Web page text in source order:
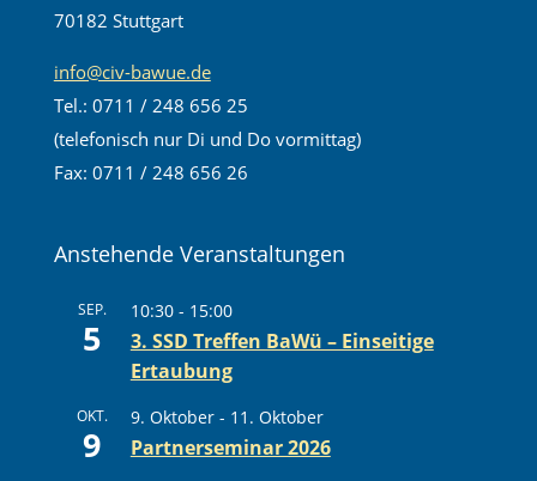
70182 Stuttgart
info@civ-bawue.de
Tel.: 0711 / 248 656 25
(telefonisch nur Di und Do vormittag)
Fax: 0711 / 248 656 26
Anstehende Veranstaltungen
SEP.
5
10:30- 15:00
3. SSD Treffen BaWü – Einseitige
Ertaubung
OKT.
9
9. Oktober- 11. Oktober
Partnerseminar 2026